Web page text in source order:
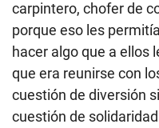
carpintero, chofer de
porque eso les
hacer algo que a ellos
que era reunirse con
cuestión de diversión
cuestión de